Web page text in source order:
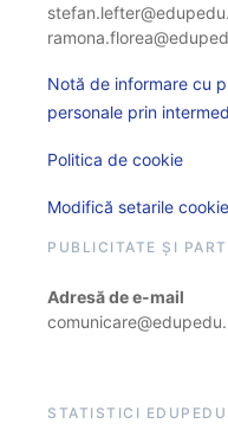
Notă de informare cu
personale prin
Politica de cookie
Modifică setarile
PUBLICITATE ȘI
Adresă de e-mail
STATISTICI